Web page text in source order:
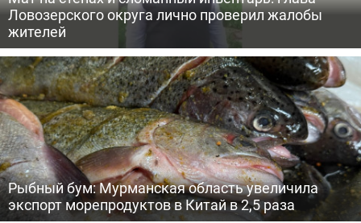
Ловозерского округа лично проверил жалобы
жителей
Рыбный бум: Мурманская область увеличила
экспорт морепродуктов в Китай в 2,5 раза